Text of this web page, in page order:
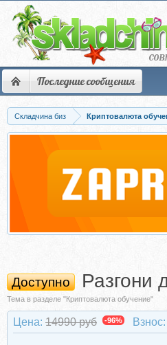
Последние сообщения
Складчина биз Криптовалюта
Доступно Разгони
Тема в разделе "Криптовалюта обучение"
Цена: 14990 руб -96% Взнос: